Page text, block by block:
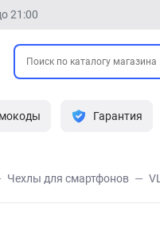
21:00
Гарантия
Чехлы для смартфонов